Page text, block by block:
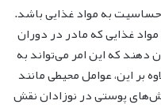
به مواد غذایی باشد.
غذایی که مادر در دوران
که این امر می‌تواند به
این، عوامل محیطی مانند
پوستی در نوزادان نقش